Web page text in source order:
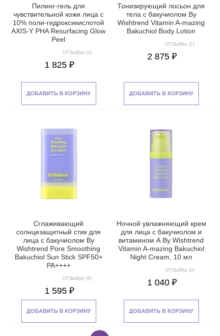
Пилинг-гель для
чувствительной кожи лица с
10% поли-гидроксикислотой
AXIS-Y PHA Resurfacing Glow
Peel
ОТЗЫВЫ (3)
1 825 ₽
ДОБАВИТЬ В КОРЗИНУ
Тонизирующий лосьон для
тела с бакучиолом By
Wishtrend Vitamin A-mazing
Bakuchiol Body Lotion
ОТЗЫВЫ (1)
2 875 ₽
ДОБАВИТЬ В КОРЗИНУ
Сглаживающий
солнцезащитный стик для
лица с бакучиолом By
Wishtrend Pore Smoothing
Bakuchiol Sun Stick SPF50+
PA++++
ОТЗЫВЫ (6)
1 595 ₽
ДОБАВИТЬ В КОРЗИНУ
Ночной увлажняющий крем
для лица с бакучиолом и
витамином А By Wishtrend
Vitamin A-mazing Bakuchiol
Night Cream, 10 мл
ОТЗЫВЫ (3)
1 040 ₽
ДОБАВИТЬ В КОРЗИНУ